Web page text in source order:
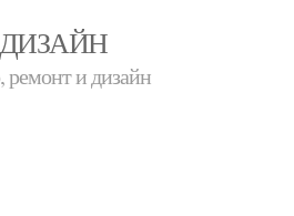
ремонт и дизайн